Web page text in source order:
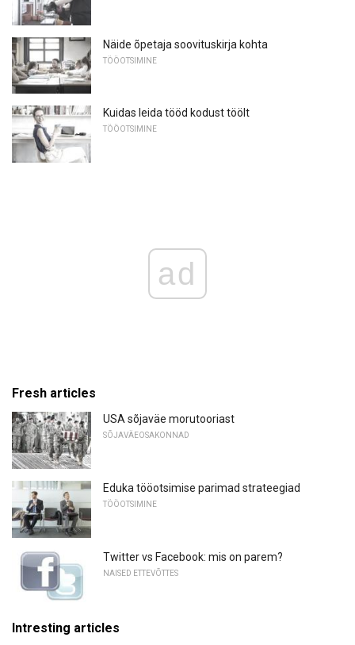
Näide õpetaja soovituskirja kohta
TÖÖOTSIMINE
Kuidas leida tööd kodust töölt
TÖÖOTSIMINE
ad
Fresh articles
USA sõjaväe morutooriast
SÕJAVÄEOSAKONNAD
Eduka tööotsimise parimad strateegiad
TÖÖOTSIMINE
Twitter vs Facebook: mis on parem?
NAISED ETTEVÕTTES
Intresting articles